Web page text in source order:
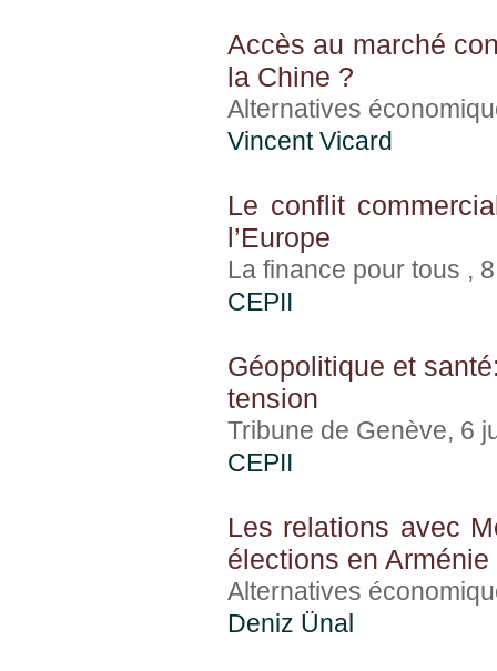
Accès au marché
la Chine ?
Alternatives
Vincent Vicard
Le conflit
l’Europe
La finance pour tous ,
CEPII
Géopolitique et
tension
Tribune de Genève, 6
CEPII
Les relations avec
élections en Arménie
Alternatives
Deniz Ünal